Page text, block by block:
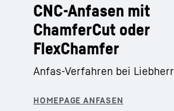
CNC-Anfasen mit
ChamferCut oder
FlexChamfer
Anfas-Verfahren bei Liebherr